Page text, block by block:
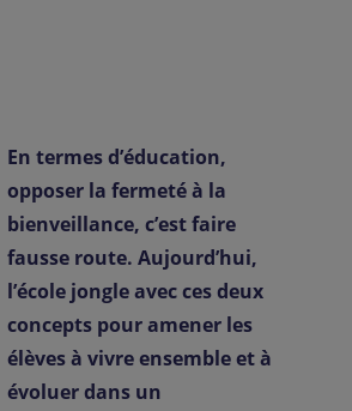
Presse
En termes d’éducation,
opposer la fermeté à la
bienveillance, c’est faire
fausse route. Aujourd’hui,
l’école jongle avec ces deux
concepts pour amener les
élèves à vivre ensemble et à
évoluer dans un